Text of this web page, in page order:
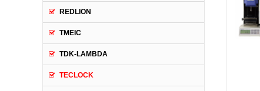
REDLION
TMEIC
TDK-LAMBDA
TECLOCK